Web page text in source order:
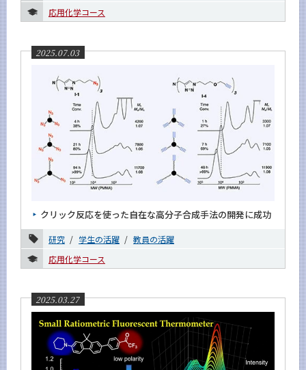
応用化学コース
2025.07.03
クリック反応を使った自在な高分子合成手法の開発に成功
研究 学生の活躍
教員の活躍
応用化学コース
2025.03.27
月別
イベントカレンダー
Event Calendar
サイト構成
学内向け情報
系詳細情報